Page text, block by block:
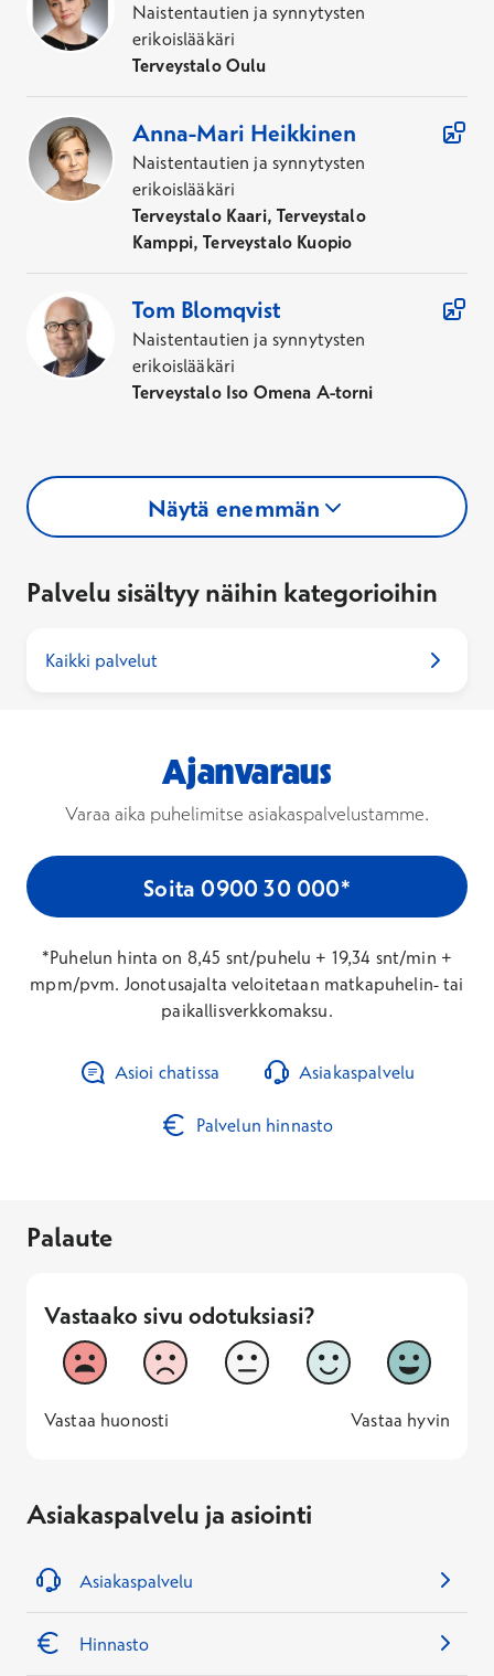
Naistentautien ja synnytysten
erikoislääkäri
Terveystalo Oulu
Anna-Mari Heikkinen
Naistentautien ja synnytysten
erikoislääkäri
Terveystalo Kaari, Terveystalo
Kamppi, Terveystalo Kuopio
Tom Blomqvist
Naistentautien ja synnytysten
erikoislääkäri
Terveystalo Iso Omena A-torni
Näytä enemmän
Palvelu sisältyy näihin kategorioihin
Kaikki palvelut
Ajanvaraus
Varaa aika puhelimitse asiakaspalvelustamme.
Soita 0900 30 000*
*Puhelun hinta on 8,45 snt/puhelu + 19,34 snt/min +
mpm/pvm. Jonotusajalta veloitetaan matkapuhelin- tai
paikallisverkkomaksu.
Asioi chatissa Asiakaspalvelu
Palvelun hinnasto
Palaute
Vastaako sivu odotuksiasi?
Vastaako sivu odotuksiasi?
1
Vastaa huonosti
2 3 4
5
Vastaa
1 -
Vastaa huonosti
— 5 -
Vastaa hyvin
Asiakaspalvelu ja asiointi
Asiakaspalvelu
Hinnasto